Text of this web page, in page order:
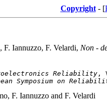
Copyright- [
Iannuzzo, F. Velardi, Non -
Reliability
Symposium on
F. Iannuzzo and F. Velardi